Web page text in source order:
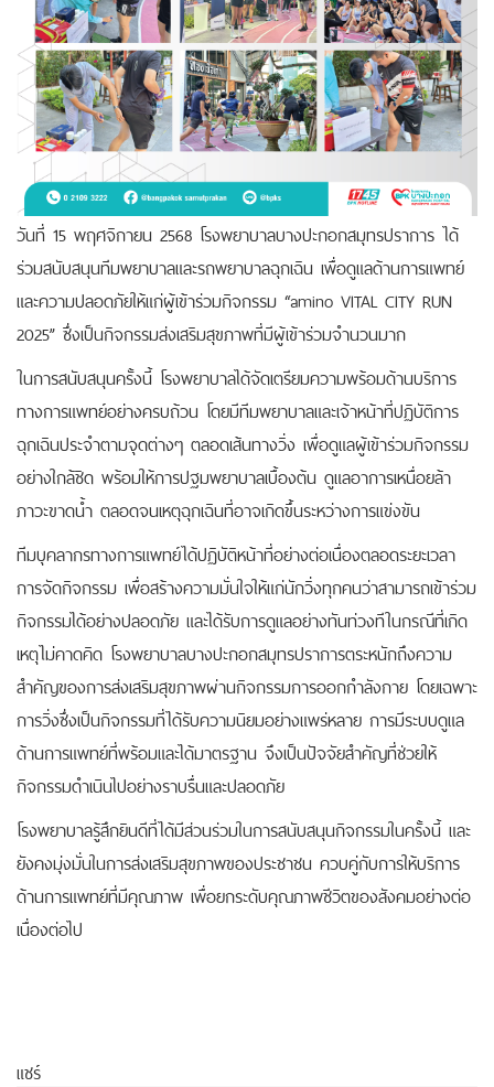
วันที่ 15 พฤศจิกายน 2568 โรงพยาบาลบางปะกอกสมุทรปราการ ได้
ร่วมสนับสนุนทีมพยาบาลและรถพยาบาลฉุกเฉิน เพื่อดูแลด้านการแพทย์
และความปลอดภัยให้แก่ผู้เข้าร่วมกิจกรรม “amino VITAL CITY RUN
2025” ซึ่งเป็นกิจกรรมส่งเสริมสุขภาพที่มีผู้เข้าร่วมจำนวนมาก
ในการสนับสนุนครั้งนี้ โรงพยาบาลได้จัดเตรียมความพร้อมด้านบริการ
ทางการแพทย์อย่างครบถ้วน โดยมีทีมพยาบาลและเจ้าหน้าที่ปฏิบัติการ
ฉุกเฉินประจำตามจุดต่างๆ ตลอดเส้นทางวิ่ง เพื่อดูแลผู้เข้าร่วมกิจกรรม
อย่างใกล้ชิด พร้อมให้การปฐมพยาบาลเบื้องต้น ดูแลอาการเหนื่อยล้า
ภาวะขาดน้ำ ตลอดจนเหตุฉุกเฉินที่อาจเกิดขึ้นระหว่างการแข่งขัน
ทีมบุคลากรทางการแพทย์ได้ปฏิบัติหน้าที่อย่างต่อเนื่องตลอดระยะเวลา
การจัดกิจกรรม เพื่อสร้างความมั่นใจให้แก่นักวิ่งทุกคนว่าสามารถเข้าร่วม
กิจกรรมได้อย่างปลอดภัย และได้รับการดูแลอย่างทันท่วงทีในกรณีที่เกิด
เหตุไม่คาดคิด โรงพยาบาลบางปะกอกสมุทรปราการตระหนักถึงความ
สำคัญของการส่งเสริมสุขภาพผ่านกิจกรรมการออกกำลังกาย โดยเฉพาะ
การวิ่งซึ่งเป็นกิจกรรมที่ได้รับความนิยมอย่างแพร่หลาย การมีระบบดูแล
ด้านการแพทย์ที่พร้อมและได้มาตรฐาน จึงเป็นปัจจัยสำคัญที่ช่วยให้
กิจกรรมดำเนินไปอย่างราบรื่นและปลอดภัย
โรงพยาบาลรู้สึกยินดีที่ได้มีส่วนร่วมในการสนับสนุนกิจกรรมในครั้งนี้ และ
ยังคงมุ่งมั่นในการส่งเสริมสุขภาพของประชาชน ควบคู่กับการให้บริการ
ด้านการแพทย์ที่มีคุณภาพ เพื่อยกระดับคุณภาพชีวิตของสังคมอย่างต่อ
เนื่องต่อไป
แชร์